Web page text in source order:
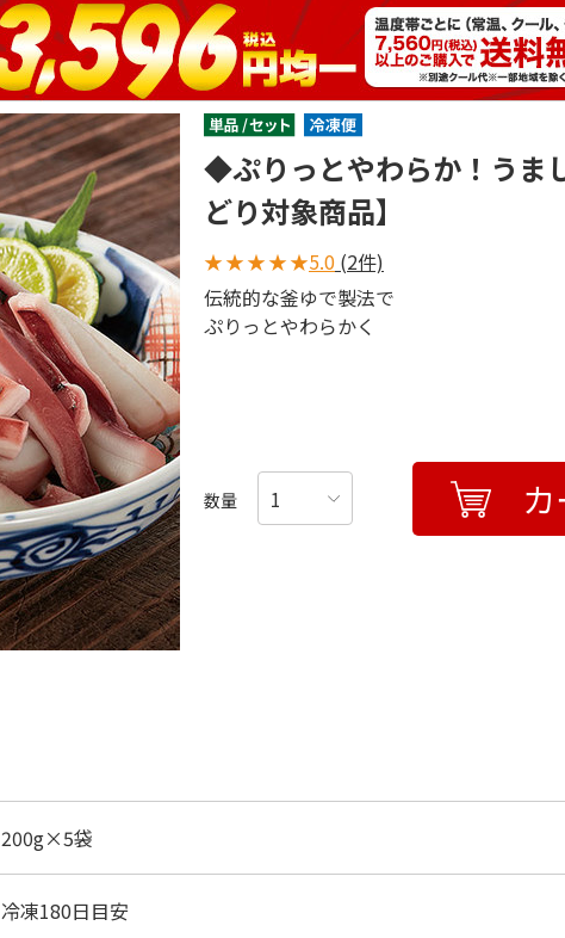
◆ぷりっとやわらか！うま
どり対象商品】
★★★★★5.0 (2件)
伝統的な釜ゆで製法で
ぷりっとやわらかく
数量
200g×5袋
冷凍180日目安